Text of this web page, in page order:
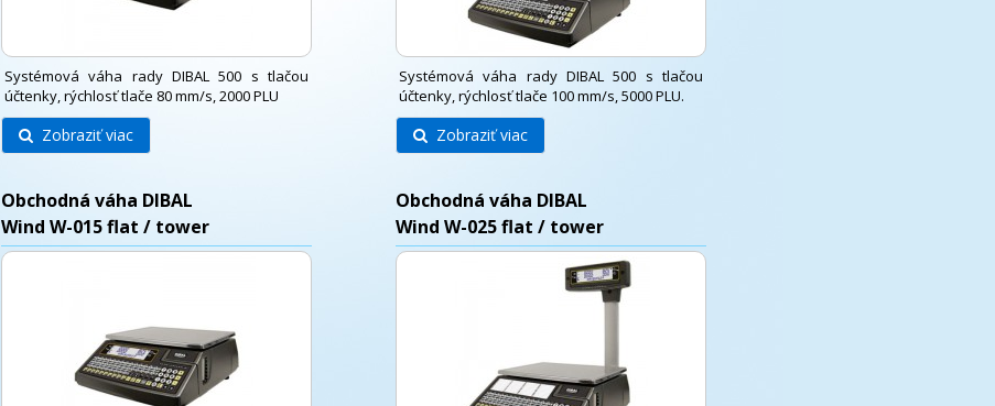
Systémová váha rady DIBAL 500 s tlačou
účtenky, rýchlosť tlače 80 mm/s, 2000 PLU
Zobraziť viac
Systémová váha rady DIBAL 500 s tlačou
účtenky, rýchlosť tlače 100 mm/s, 5000 PLU.
Zobraziť viac
Obchodná váha DIBAL
Wind W-015 flat / tower
Obchodná váha DIBAL
Wind W-025 flat / tower